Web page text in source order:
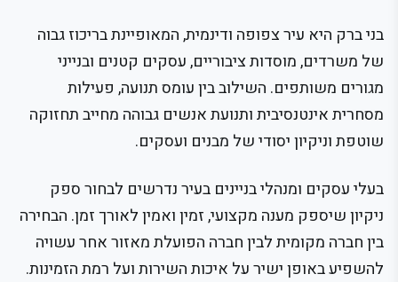
בני ברק היא עיר צפופה ודינמית, המאופיינת בריכוז גבוה
של משרדים, מוסדות ציבוריים, עסקים קטנים ובנייני
מגורים משותפים. השילוב בין עומס תנועה, פעילות
מסחרית אינטנסיבית ותנועת אנשים גבוהה מחייב תחזוקה
שוטפת וניקיון יסודי של מבנים ועסקים.
בעלי עסקים ומנהלי בניינים בעיר נדרשים לבחור ספק
ניקיון שיספק מענה מקצועי, זמין ואמין לאורך זמן. הבחירה
בין חברה מקומית לבין חברה הפועלת מאזור אחר עשויה
להשפיע באופן ישיר על איכות השירות ועל רמת הזמינות.